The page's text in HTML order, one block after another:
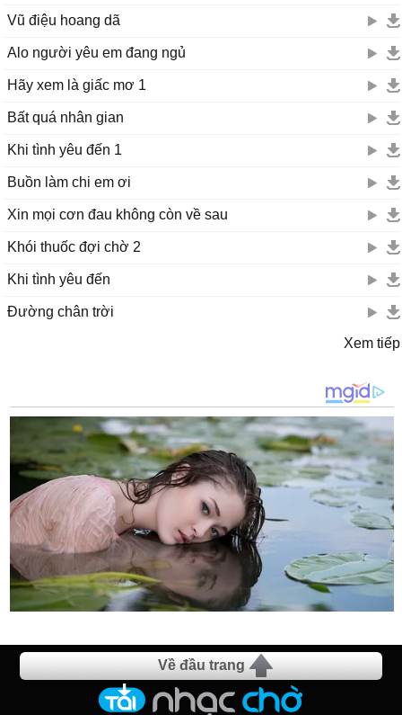
Vũ điệu hoang dã
Alo người yêu em đang ngủ
Hãy xem là giấc mơ 1
Bất quá nhân gian
Khi tình yêu đến 1
Buồn làm chi em ơi
Xin mọi cơn đau không còn về sau
Khói thuốc đợi chờ 2
Khi tình yêu đến
Đường chân trời
Xem tiếp
Về đầu trang